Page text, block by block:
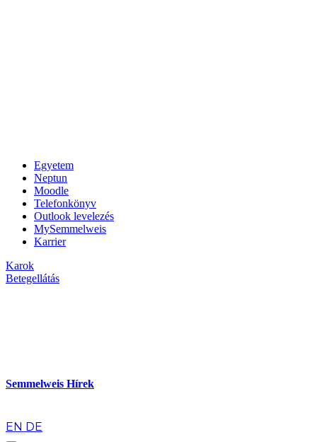
Egyetem
Neptun
Moodle
Telefonkönyv
Outlook levelezés
MySemmelweis
Karrier
Karok
Betegellátás
Semmelweis Hírek
EN DE